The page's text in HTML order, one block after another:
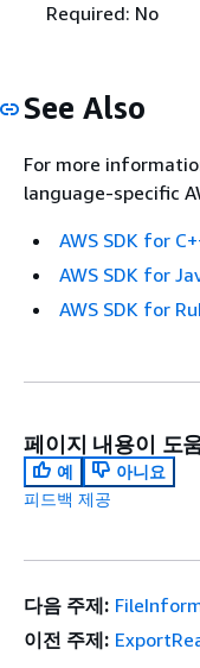
Required: No
See Also
For more
language-specific
AWS SDK for
AWS SDK for
AWS SDK for
페이지 내용이 도
예
아니요
피드백 제공
다음 주제:
이전 주제: